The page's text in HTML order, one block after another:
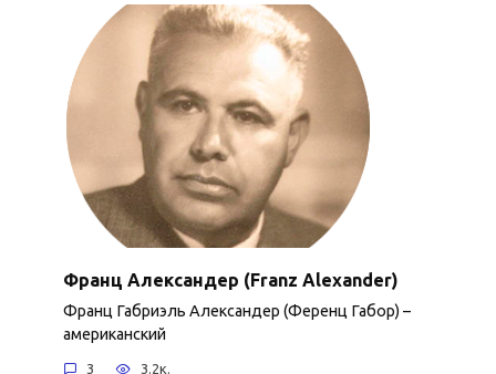
Франц Александер (Franz Alexander)
Франц Габриэль Александер (Ференц Габор) –
американский
3 3.2к.